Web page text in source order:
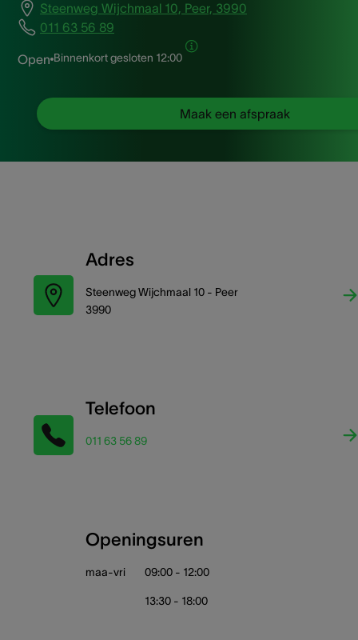
Steenweg Wijchmaal 10, Peer, 3990
011 63 56 89
Open Binnenkort gesloten 12:00
Maak een afspraak
Adres
Steenweg Wijchmaal 10 - Peer
3990
Telefoon
011 63 56 89
Openingsuren
maa-vri 09:00 - 12:00
13:30 - 18:00